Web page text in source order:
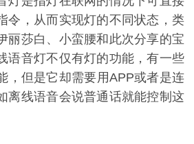
令，从而实现灯的不同状态，类
丽莎白、小蛮腰和此次分享的宝
语音灯不仅有灯的功能，有一些
，但是它却需要用APP或者是连
离线语音会说普通话就能控制这